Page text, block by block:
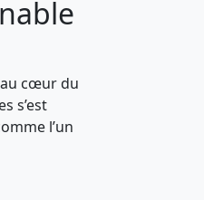
cœur du
s’est
l’un